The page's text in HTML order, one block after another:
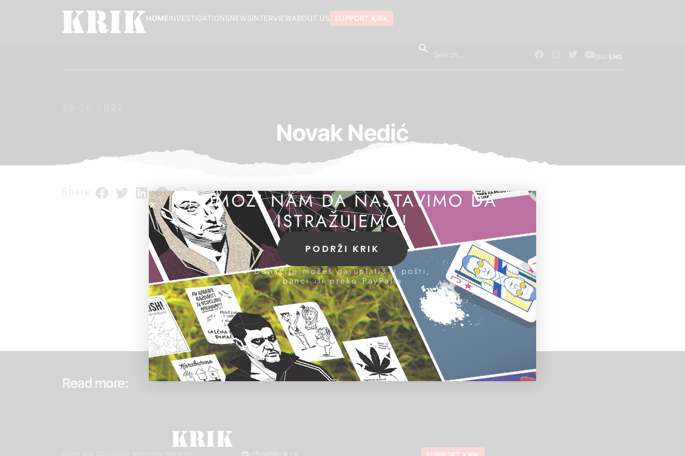
SUPPORT KRIK
ABOUT US
INTERVIEW
NEWS
INVESTIGATIONS
HOME
ENG
29.09.2022.
Novak Nedić
Share:
Read more:
Crime and Corruption Reporting Network office@krik.rs
POMOZI NAM DA NASTAVIMO DA
ISTRAŽUJEMO!
PODRŽI KRIK
Donacije možeš da uplatiš u pošti,
banci ili preko PayPal-a